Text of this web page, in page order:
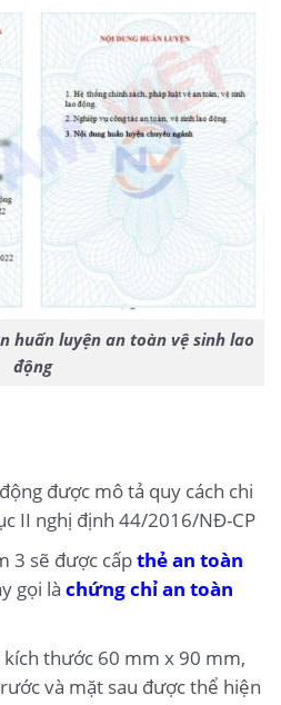
huấn luyện an toàn vệ sinh lao
động
được mô tả quy cách chi
II nghị định 44/2016/NĐ-CP
3 sẽ được cấpthẻ an toàn
gọi là chứng chỉ an toàn
thước 60 mm x 90 mm,
và mặt sau được thể hiện